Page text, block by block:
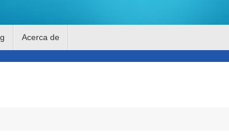
Acerca de